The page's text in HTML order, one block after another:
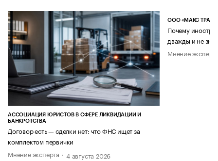
АССОЦИАЦИЯ ЮРИСТОВ В СФЕРЕ ЛИКВИДАЦИИ И
БАНКРОТСТВА
Договор есть — сделки нет: что ФНС ищет за
комплектом первички
Мнение эксперта
4 августа 2026
ООО «МАКС ТРАСТ»
Почему
дважды и не
Мнение